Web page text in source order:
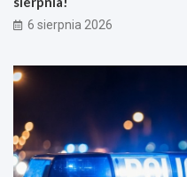
6 sierpnia 2026